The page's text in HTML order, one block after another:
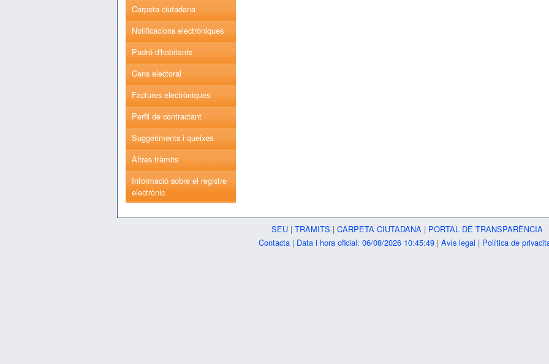
Carpeta ciutadana
Notificacions electròniques
Padró d'habitants
Cens electoral
Factures electròniques
Perfil de contractant
Suggeriments i queixes
Altres tràmits
Informació sobre el registre
electrònic
SEU | TRÀMITS | CARPETA CIUTADANA | PORTAL DE TRANSPARÈNCIA
Contacta | Data i hora oficial: 06/08/2026 10:45:49 | Avís legal | Política de